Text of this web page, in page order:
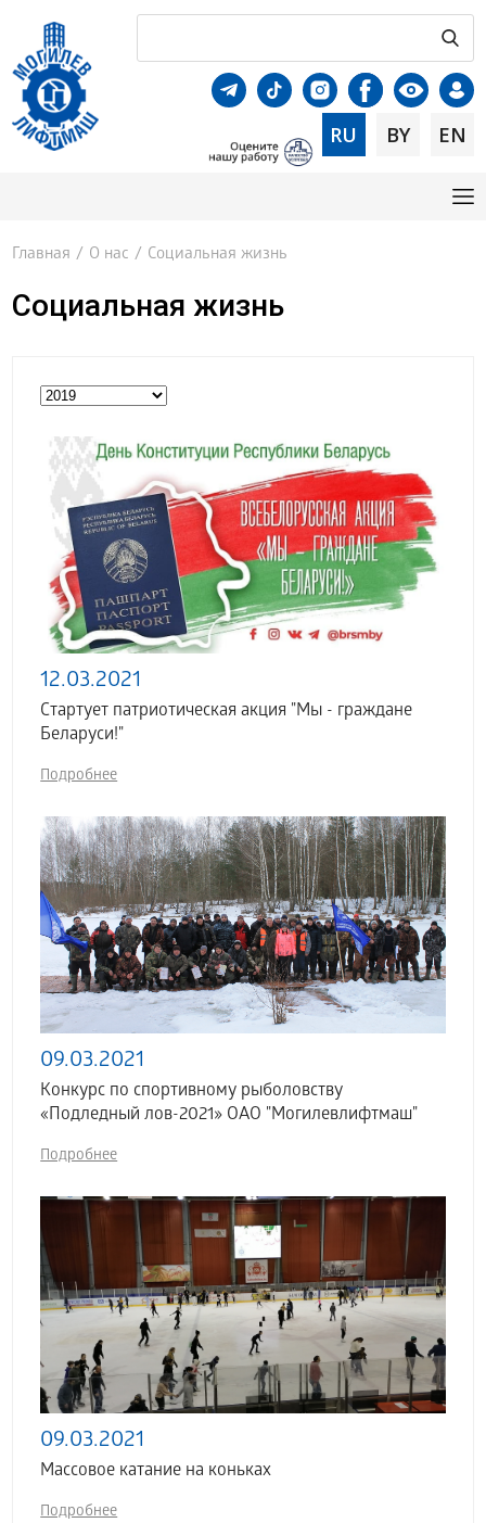
RU BY EN
Главная / О нас / Социальная жизнь
Социальная жизнь
12.03.2021
Стартует патриотическая акция "Мы - граждане
Беларуси!"
Подробнее
09.03.2021
Конкурс по спортивному рыболовству
«Подледный лов-2021» ОАО "Могилевлифтмаш"
Подробнее
09.03.2021
Массовое катание на коньках
Подробнее